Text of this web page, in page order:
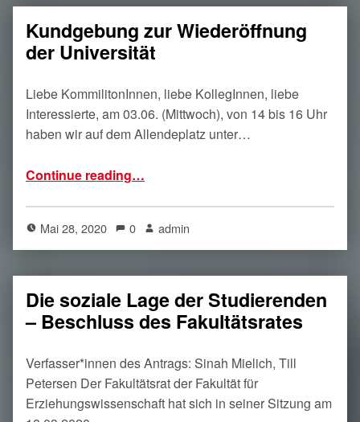
Kundgebung zur Wiederöffnung
der Universität
Liebe KommilitonInnen, liebe KollegInnen, liebe
Interessierte, am 03.06. (Mittwoch), von 14 bis 16 Uhr
haben wir auf dem Allendeplatz unter…
Continue reading…
Mai 28, 2020 0 admin
Die soziale Lage der Studierenden
– Beschluss des Fakultätsrates
Verfasser*innen des Antrags: Sinah Mielich, Till
Petersen Der Fakultätsrat der Fakultät für
Erziehungswissenschaft hat sich in seiner Sitzung am